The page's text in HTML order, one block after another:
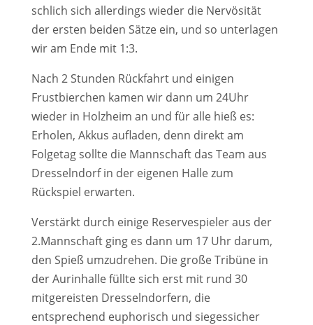
schlich sich allerdings wieder die Nervösität
der ersten beiden Sätze ein, und so unterlagen
wir am Ende mit 1:3.
Nach 2 Stunden Rückfahrt und einigen
Frustbierchen kamen wir dann um 24Uhr
wieder in Holzheim an und für alle hieß es:
Erholen, Akkus aufladen, denn direkt am
Folgetag sollte die Mannschaft das Team aus
Dresselndorf in der eigenen Halle zum
Rückspiel erwarten.
Verstärkt durch einige Reservespieler aus der
2.Mannschaft ging es dann um 17 Uhr darum,
den Spieß umzudrehen. Die große Tribüne in
der Aurinhalle füllte sich erst mit rund 30
mitgereisten Dresselndorfern, die
entsprechend euphorisch und siegessicher